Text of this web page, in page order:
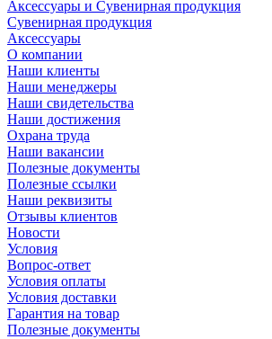
Аксессуары и Сувенирная продукция
Сувенирная продукция
Аксессуары
О компании
Наши клиенты
Наши менеджеры
Наши свидетельства
Наши достижения
Охрана труда
Наши вакансии
Полезные документы
Полезные ссылки
Наши реквизиты
Отзывы клиентов
Новости
Условия
Вопрос-ответ
Условия оплаты
Условия доставки
Гарантия на товар
Полезные документы